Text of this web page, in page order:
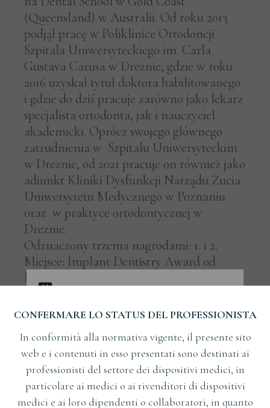
(Queensland) w Australii. Od roku 2013
podjął pracę w Poliklinice Ortodoncji
Szpitala Uniwersyteckiego im. Carla
Gustava Carusa w Dreznie, gdzie w roku
2016 uzyskał tytuł doktora habilitowanego
i gdzie do dziś pracuje zarówno jako lekarz
specjalista ortodonta, jak i nauczyciel
akademicki. Oprócz swojego głównego
zatrudnienia w Szpitalu Uniwersyteckim
w Dreznie, od 2021 pracuje on również jako
adiunkt Kliniki Dysfunkcji Narządu Żucia
Uniwersytetu Medycznego w Poznaniu
oraz w praktyce ortodontycznej w
Dreznie.
Odznaczony trzema nagrodami: 1. i 2.
Miejsce: Implant Dentistry Award od
Niemieckiego Towarzystwa
oraz Sparkasse-Förderpreis w
prezentacji i publikacji naukowych.
CONFERMARE LO STATUS DEL PROFESSIONISTA
In conformità alla normativa vigente, il presente sito
web e i contenuti in esso presentati sono destinati ai
professionisti del settore dei dispositivi medici, in
particolare ai medici o ai rivenditori di dispositivi
medici e ai loro dipendenti o collaboratori, in quanto